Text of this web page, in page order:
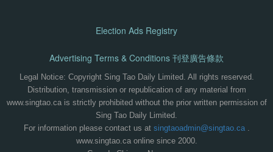
Election Ads Registry
Advertising Terms & Conditions 刊登廣告條款
Legal Notice: Copyright Sing Tao Daily Limited. All rights reserved.
Distribution, transmission or republication of any material from
www.singtao.ca is strictly prohibited without the prior written permission of
Sing Tao Daily Limited.
For information please contact us at singtaoadmin@singtao.ca.
www.singtao.ca online since 2000.